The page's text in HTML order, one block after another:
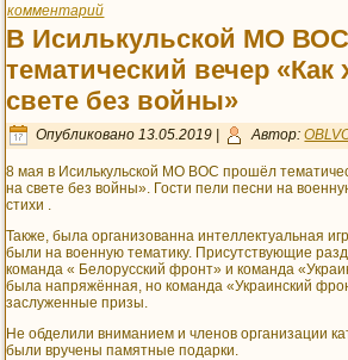
комментарий
В Исилькульской МО
тематический вечер «Как
свете без войны»
Опубликовано 13.05.2019 | Автор:
8 мая в Исилькульской МО ВОС прошёл
на свете без войны». Гости пели песни на
стихи .
Также, была организованна интеллектуальная
были на военную тематику. Присутствующие
команда « Белорусский фронт» и команда
была напряжённая, но команда «Украинский
заслуженные призы.
Не обделили вниманием и членов организации
были вручены памятные подарки.